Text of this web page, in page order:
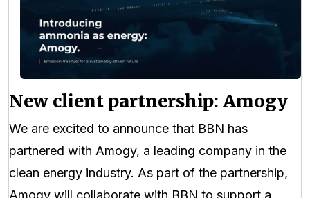
New client partnership: Amogy
We are excited to announce that BBN has
partnered with Amogy, a leading company in the
clean energy industry. As part of the partnership,
Amogy will collaborate with BBN to support a